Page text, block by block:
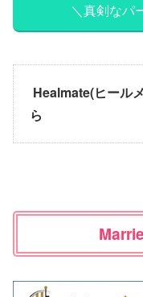
＼真剣なパ
Healmate(ヒール
ら